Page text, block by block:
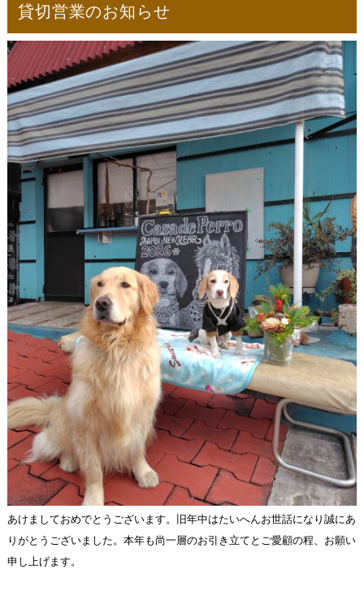
貸切営業のお知らせ
あけましておめでとうございます。旧年中はたいへんお世話になり誠にあ
りがとうございました。本年も尚一層のお引き立てとご愛顧の程、お願い
申し上げます。